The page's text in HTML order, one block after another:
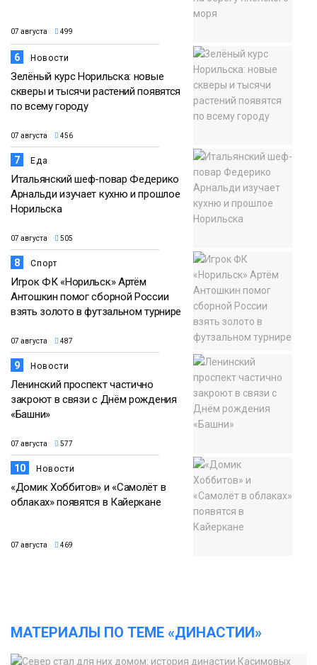
07 августа 499
6 Новости
Зелёный курс Норильска: новые
скверы и тысячи растений появятся
по всему городу
07 августа 456
7 Еда
Итальянский шеф-повар Федерико
Арнальди изучает кухню и прошлое
Норильска
07 августа 505
8 Спорт
Игрок ФК «Норильск» Артём
Антошкин помог сборной России
взять золото в футзальном турнире
07 августа 487
9 Новости
Ленинский проспект частично
закроют в связи с Днём рождения
«Башни»
07 августа 577
10 Новости
«Домик Хоббитов» и «Самолёт в
облаках» появятся в Кайеркане
07 августа 469
МАТЕРИАЛЫ ПО ТЕМЕ «ДИНАСТИИ»